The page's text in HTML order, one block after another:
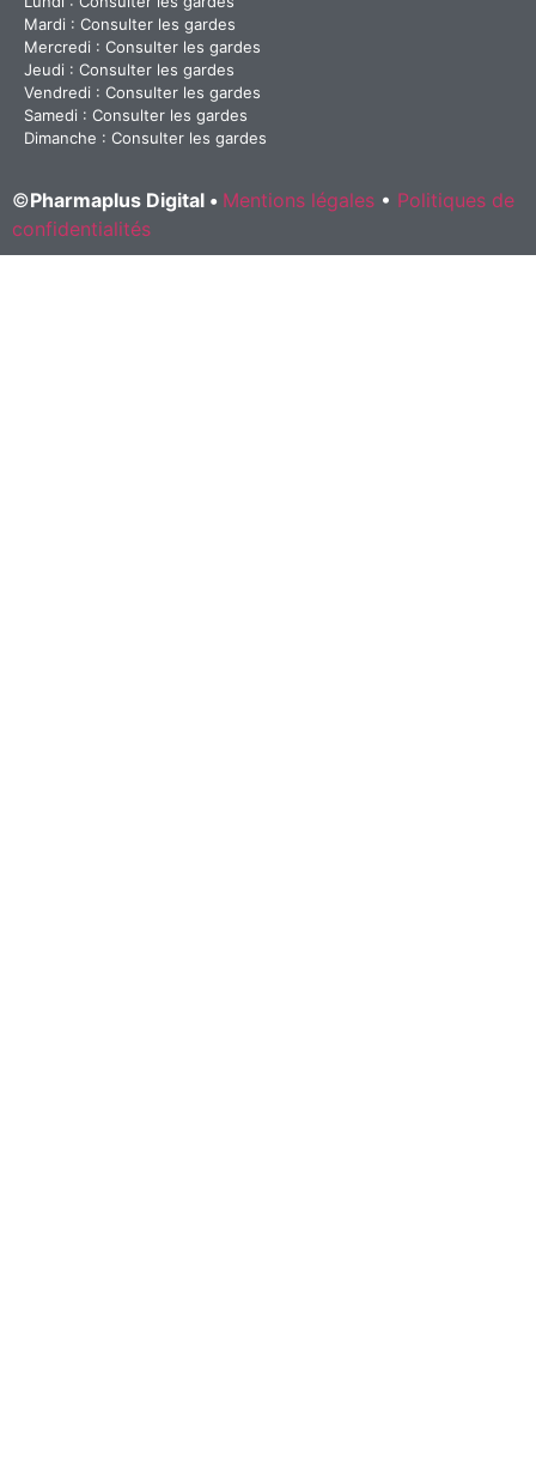
Mardi : Consulter les gardes
Mercredi : Consulter les gardes
Jeudi : Consulter les gardes
Vendredi : Consulter les gardes
Samedi : Consulter les gardes
Dimanche : Consulter les gardes
©Pharmaplus Digital • Mentions légales • Politiques de
confidentialités